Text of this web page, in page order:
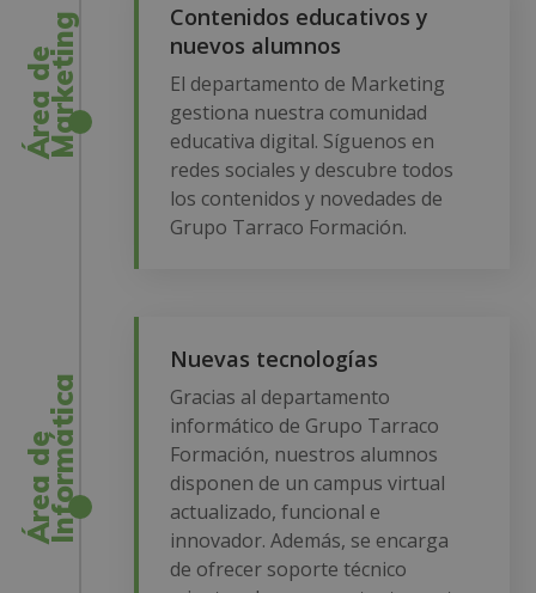
Á
r
e
a
d
e
M
a
r
k
e
t
i
ng
Contenidos educativos y
nuevos alumnos
El departamento de Marketing
gestiona nuestra comunidad
educativa digital. Síguenos en
redes sociales y descubre todos
los contenidos y novedades de
Grupo Tarraco Formación.
Á
r
e
a
d
e
I
n
f
o
r
m
á
t
i
ca
Nuevas tecnologías
Gracias al departamento
informático de Grupo Tarraco
Formación, nuestros alumnos
disponen de un campus virtual
actualizado, funcional e
innovador. Además, se encarga
de ofrecer soporte técnico